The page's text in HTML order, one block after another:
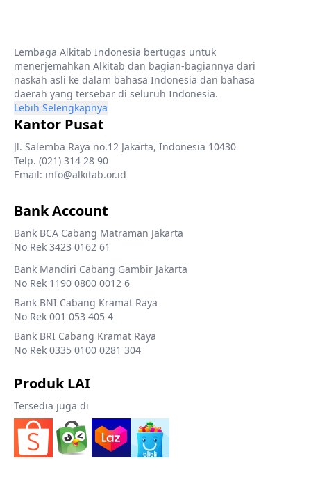
Lembaga Alkitab Indonesia bertugas untuk
menerjemahkan Alkitab dan bagian-bagiannya dari
naskah asli ke dalam bahasa Indonesia dan bahasa
daerah yang tersebar di seluruh Indonesia.
Lebih Selengkapnya
Kantor Pusat
Jl. Salemba Raya no.12 Jakarta, Indonesia 10430
Telp. (021) 314 28 90
Email: info@alkitab.or.id
Bank Account
Bank BCA Cabang Matraman Jakarta
No Rek 3423 0162 61
Bank Mandiri Cabang Gambir Jakarta
No Rek 1190 0800 0012 6
Bank BNI Cabang Kramat Raya
No Rek 001 053 405 4
Bank BRI Cabang Kramat Raya
No Rek 0335 0100 0281 304
Produk LAI
Tersedia juga di